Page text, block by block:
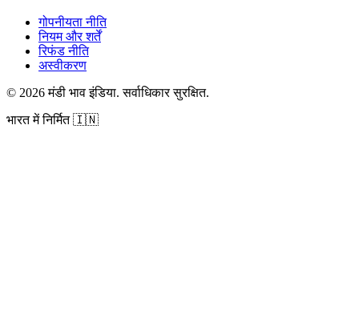
गोपनीयता नीति
नियम और शर्तें
रिफंड नीति
अस्वीकरण
© 2026 मंडी भाव इंडिया.सर्वाधिकार सुरक्षित.
भारत में निर्मित🇮🇳